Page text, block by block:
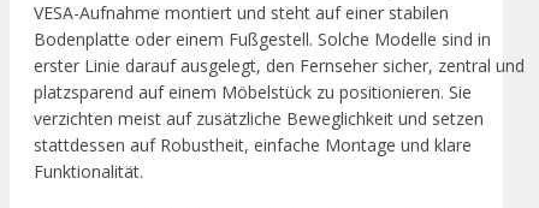
VESA-Aufnahme montiert und steht auf einer stabilen
Bodenplatte oder einem Fußgestell. Solche Modelle sind in
erster Linie darauf ausgelegt, den Fernseher sicher, zentral und
platzsparend auf einem Möbelstück zu positionieren. Sie
verzichten meist auf zusätzliche Beweglichkeit und setzen
stattdessen auf Robustheit, einfache Montage und klare
Funktionalität.